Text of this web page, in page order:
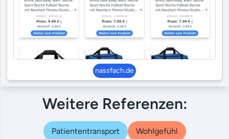
nassfach.de
Weitere Referenzen:
Patiententransport Wohlgefühl